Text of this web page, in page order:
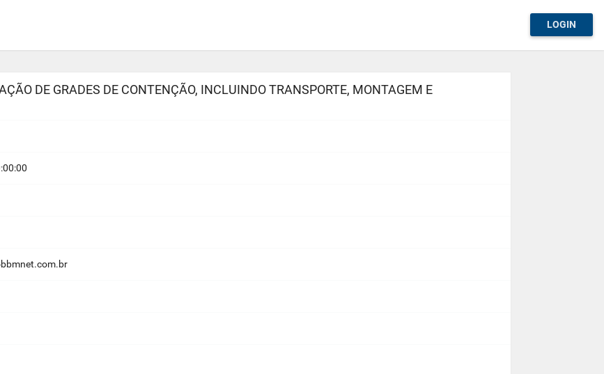
LOGIN
DE GRADES DE CONTENÇÃO, INCLUINDO TRANSPORTE, MONTAGEM E